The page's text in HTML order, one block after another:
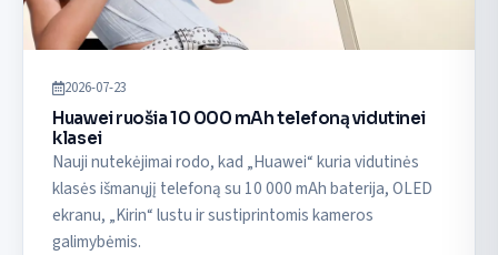
2026-07-23
Huawei ruošia 10 000 mAh telefoną vidutinei
klasei
Nauji nutekėjimai rodo, kad „Huawei“ kuria vidutinės
klasės išmanųjį telefoną su 10 000 mAh baterija, OLED
ekranu, „Kirin“ lustu ir sustiprintomis kameros
galimybėmis.